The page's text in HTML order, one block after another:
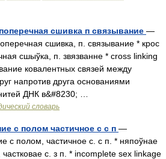
сшивка п связывание —
сшивка, п. связывание * крос
сшыўка, п. звязванне * cross linking
ковалентных связей между
напротив друга основаниями
ДНК в&#8230; …
словарь
с полом частичное с с п —
с полом, частичное с. с п. * няпоўнае
с. з п. * incomplete sex linkage